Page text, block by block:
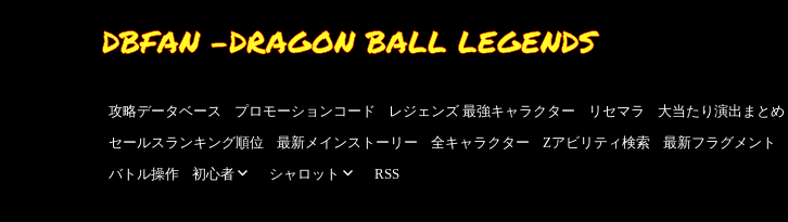
DBFAN -DRAGON BALL LEGENDS
攻略データベース プロモーションコード レジェンズ 最強キャラクター リセマラ 大当たり演出まとめ
セールスランキング順位
最新メインストーリー 全キャラクター Zアビリティ検索 最新フラグメント
バトル操作
初心者 シャロット RSS